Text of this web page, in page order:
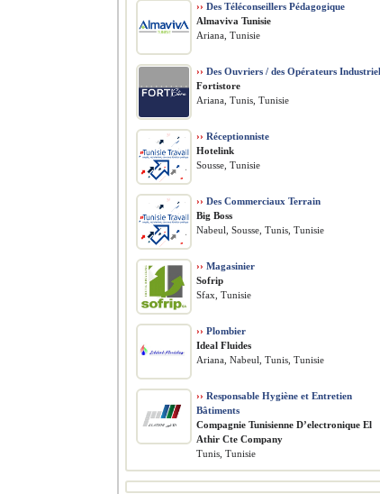
›› Des Téléconseillers Pédagogique
Almaviva Tunisie
Ariana, Tunisie
›› Des Ouvriers / des Opérateurs Industriel
Fortistore
Ariana, Tunis, Tunisie
›› Réceptionniste
Hotelink
Sousse, Tunisie
›› Des Commerciaux Terrain
Big Boss
Nabeul, Sousse, Tunis, Tunisie
›› Magasinier
Sofrip
Sfax, Tunisie
›› Plombier
Ideal Fluides
Ariana, Nabeul, Tunis, Tunisie
›› Responsable Hygiène et Entretien
Bâtiments
Compagnie Tunisienne D’electronique El
Athir Cte Company
Tunis, Tunisie